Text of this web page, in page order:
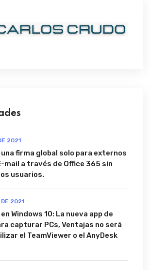
2021
firma global solo para externos
mail a través de Office 365 sin
usuarios.
2021
Windows 10: La nueva app de
capturar PCs, Ventajas no será
el TeamViewer o el AnyDesk